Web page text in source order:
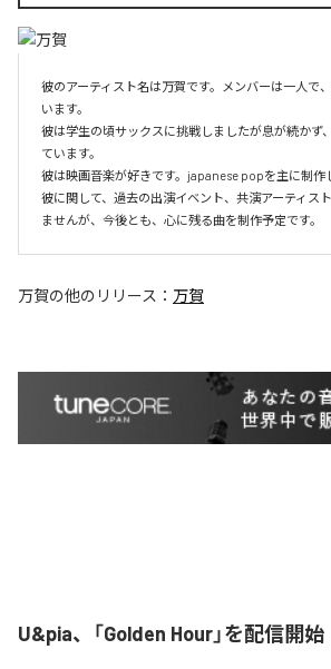
彼のアーティスト名は万賀です。メンバーは一人で
います。
彼は学生の頃サックスに挑戦しましたが息が続かず
ています。
彼は映画音楽が好きです。japanese popを主に制作
彼に関して、過去の出演イベント、共演アーティス
ませんが、今後とも、心に残る曲を制作予定です。
万賀の他のリリース： 万賀
U&pia、「Golden Hour」を配信開始